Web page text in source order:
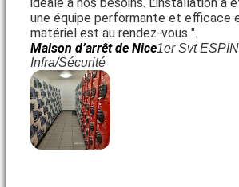
une équipe performante et efficace
matériel est au rendez-vous ".
Maison d’arrêt de Nice1er Svt
Infra/Sécurité